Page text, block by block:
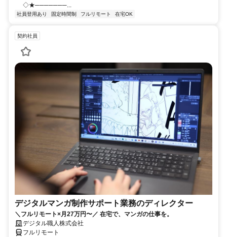
◇★───────...
社員登用あり 固定時間制 フルリモート 在宅OK
契約社員
デジタルマンガ制作サポート業務のディレクター
＼フルリモート×月27万円〜／ 在宅で、マンガの仕事を。
デジタル職人株式会社
フルリモート